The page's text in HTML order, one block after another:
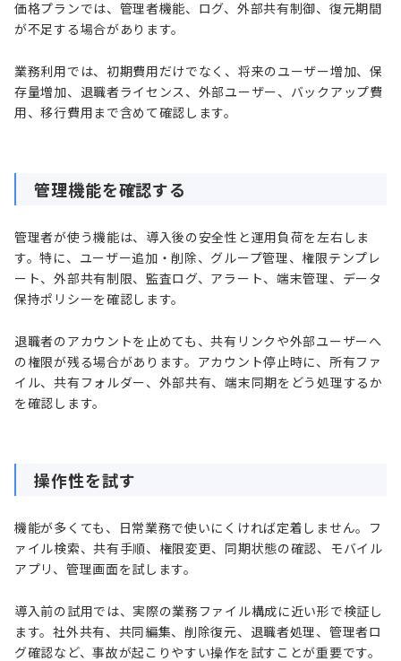
価格プランでは、管理者機能、ログ、外部共有制御、復元期間
が不足する場合があります。
業務利用では、初期費用だけでなく、将来のユーザー増加、保
存量増加、退職者ライセンス、外部ユーザー、バックアップ費
用、移行費用まで含めて確認します。
管理機能を確認する
管理者が使う機能は、導入後の安全性と運用負荷を左右しま
す。特に、ユーザー追加・削除、グループ管理、権限テンプレ
ート、外部共有制限、監査ログ、アラート、端末管理、データ
保持ポリシーを確認します。
退職者のアカウントを止めても、共有リンクや外部ユーザーへ
の権限が残る場合があります。アカウント停止時に、所有ファ
イル、共有フォルダー、外部共有、端末同期をどう処理するか
を確認します。
操作性を試す
機能が多くても、日常業務で使いにくければ定着しません。フ
ァイル検索、共有手順、権限変更、同期状態の確認、モバイル
アプリ、管理画面を試します。
導入前の試用では、実際の業務ファイル構成に近い形で検証し
ます。社外共有、共同編集、削除復元、退職者処理、管理者ロ
グ確認など、事故が起こりやすい操作を試すことが重要です。